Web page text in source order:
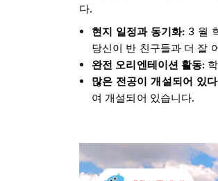
다.
현지 일정과 동기화: 3 월
당신이 반 친구들과 더 잘
완전 오리엔테이션 활동:
많은 전공이 개설되어 있
여 개설되어 있습니다.